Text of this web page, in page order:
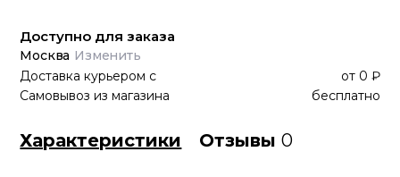
Доступно для заказа
Москва Изменить
Доставка курьером с от 0 ₽
Самовывоз из магазина
бесплатно
Характеристики Отзывы0